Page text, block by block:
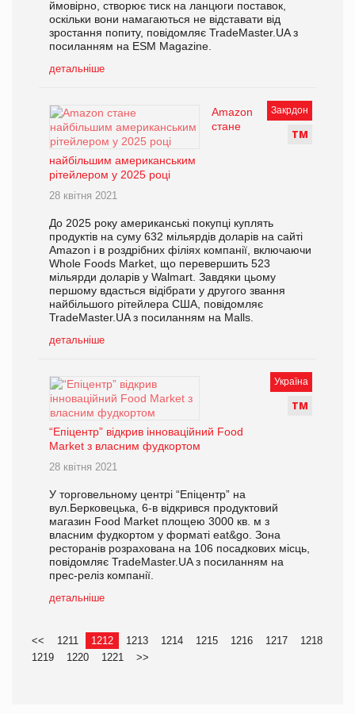
ймовірно, створює тиск на ланцюги поставок,
оскільки вони намагаються не відставати від
зростання попиту, повідомляє TradeMaster.UA з
посиланням на ESM Magazine.
детальніше
Закрдон
ТМ
Amazon
стане
найбільшим американським
рітейлером у 2025 році
28 квітня 2021
До 2025 року американські покупці куплять
продуктів на суму 632 мільярдів доларів на сайті
Amazon і в роздрібних філіях компанії, включаючи
Whole Foods Market, що перевершить 523
мільярди доларів у Walmart. Завдяки цьому
першому вдасться відібрати у другого звання
найбільшого рітейлера США, повідомляє
TradeMaster.UA з посиланням на Malls.
детальніше
Україна
ТМ
“Епіцентр” відкрив інноваційний Food
Market з власним фудкортом
28 квітня 2021
У торговельному центрі “Епіцентр” на
вул.Берковецька, 6-в відкрився продуктовий
магазин Food Market площею 3000 кв. м з
власним фудкортом у форматі eat&go. Зона
ресторанів розрахована на 106 посадкових місць,
повідомляє TradeMaster.UA з посиланням на
прес-реліз компанії.
детальніше
<< 1211 1212 1213 1214 1215 1216 1217
1218
1219
1220 1221 >>